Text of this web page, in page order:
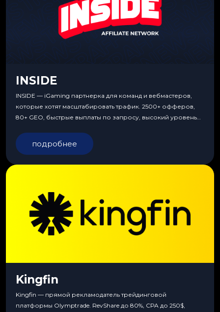
INSIDE
INSIDE — iGaming партнерка для команд и вебмастеров,
которые хотят масштабировать трафик. 2500+ офферов,
80+ GEO, быстрые выплаты по запросу, высокий уровень
подробнее
Kingfin
Kingfin — прямой рекламодатель трейдинговой
платформы Olymptrade. RevShare до 80%, CPA до 250$,